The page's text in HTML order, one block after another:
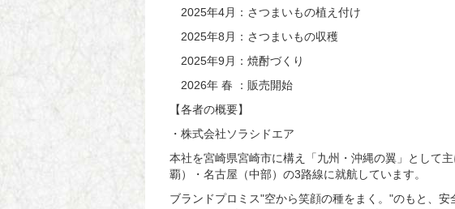
2025年4月：さつまいもの植え付け
2025年8 月：さつまいもの収穫
2025年9 月：焼酎づくり
2026年 春
：販売開始
【各者の概要】
・株式会社ソラシドエア
本社を宮崎県宮崎市に構え「九州・沖縄の翼」として
覇）・名古屋（中部）の3路線に就航しています。
ブランドプロミス"空から笑顔の種をまく。"のもと、